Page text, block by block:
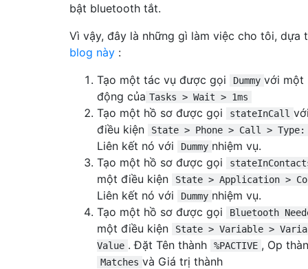
bật bluetooth tắt.
Vì vậy, đây là những gì làm việc cho tôi, dựa
blog này :
Tạo một tác vụ được gọi
Dummy với một
động của Tasks > Wait > 1ms
Tạo một hồ sơ được gọi stateInCall
điều kiện
State > Phone > Call > Type:
Liên kết nó với Dummy nhiệm vụ.
Tạo một hồ sơ được gọi
một điều kiện State > Application >
Liên kết nó với Dummy nhiệm vụ.
Tạo một hồ sơ được gọi
Bluetooth
một điều kiện
State > Variable >
Value . Đặt Tên thành %PACTIVE , Op
Matches và Giá trị thành